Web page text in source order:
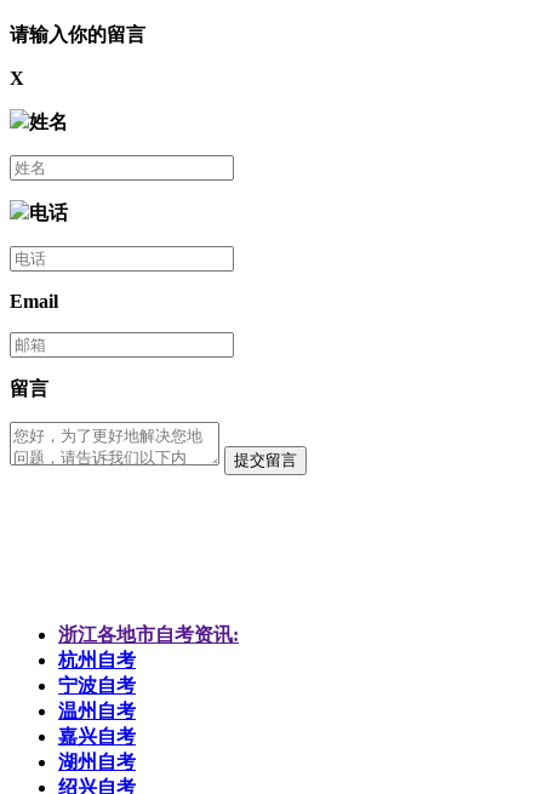
请输入你的留言
X
姓名
电话
Email
留言
提交留言
浙江各地市自考资讯:
杭州自考
宁波自考
温州自考
嘉兴自考
湖州自考
绍兴自考